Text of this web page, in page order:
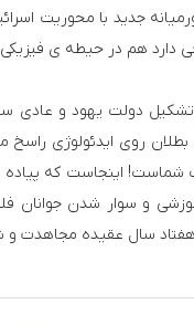
جدید با محوریت
دارد هم در حیطه­ ی
دولت یهود و عادی
بطلان روی ایدئولوژی
شماست! اینجاست که
و سوار شدن جوانان
هفتاد سال عقیده مجاهدت